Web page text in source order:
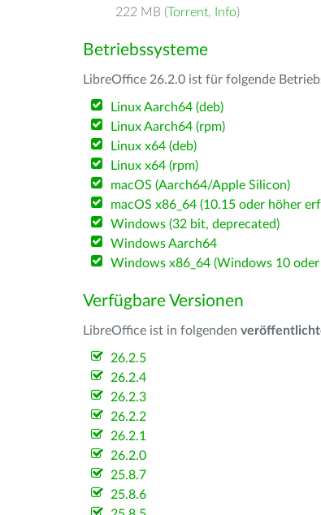
222 MB (Torrent, Info)
Betriebssysteme
LibreOffice 26.2.0 ist für folgende
Linux Aarch64 (deb)
Linux Aarch64 (rpm)
Linux x64 (deb)
Linux x64 (rpm)
macOS (Aarch64/Apple Silicon)
macOS x86_64 (10.15 oder höher
Windows (32 bit, deprecated)
Windows Aarch64
Windows x86_64 (Windows 10
Verfügbare Versionen
LibreOffice ist in folgenden
26.2.5
26.2.4
26.2.3
26.2.2
26.2.1
26.2.0
25.8.7
25.8.6